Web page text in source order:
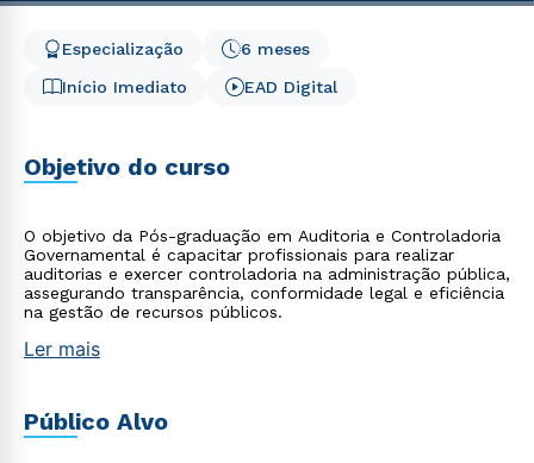
Início Imediato
6 meses
Especialização
EAD Digital
Objetivo do curso
O objetivo da Pós-graduação em Auditoria e Controladoria
Governamental é capacitar profissionais para realizar
auditorias e exercer controladoria na administração pública,
assegurando transparência, conformidade legal e eficiência
na gestão de recursos públicos.
Ler mais
Público Alvo